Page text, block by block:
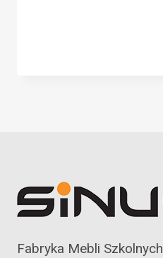
Fabryka Mebli Szkolnych